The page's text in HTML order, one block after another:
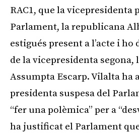
RAC1, que la vicepresidenta
Parlament, la republicana
estigués present a l’acte i ho
de la vicepresidenta segona,
Assumpta Escarp. Vilalta ha
presidenta suspesa del
“fer una polèmica” per a
ha justificat el Parlament